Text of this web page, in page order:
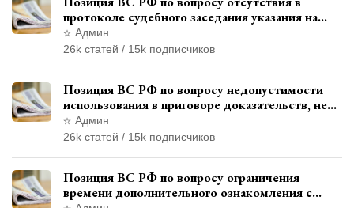
протоколе судебного заседания указания на
возможность выступления в прениях сторон
при наличии аудиозаписи
Админ
26k статей / 15k подписчиков
Позиция ВС РФ по вопросу недопустимости
использования в приговоре доказательств, не
исследованных в судебном заседании
Админ
26k статей / 15k подписчиков
Позиция ВС РФ по вопросу ограничения
времени дополнительного ознакомления с